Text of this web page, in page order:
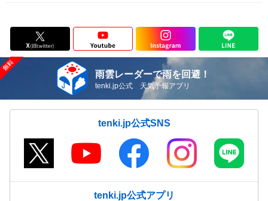
雨雲レーダーで雨を回避！
tenki.jp公式 天気予報アプリ
tenki.jp公式SNS
tenki.jp公式アプリ